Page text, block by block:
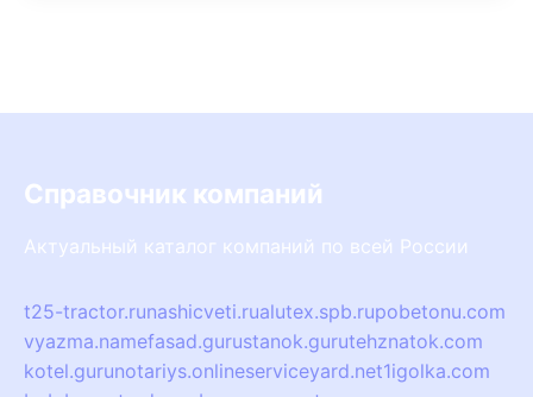
Справочник компаний
Актуальный каталог компаний по всей России
t25-tractor.runashicveti.rualutex.spb.rupobetonu.com
vyazma.namefasad.gurustanok.gurutehznatok.com
kotel.gurunotariys.onlineserviceyard.net1igolka.com